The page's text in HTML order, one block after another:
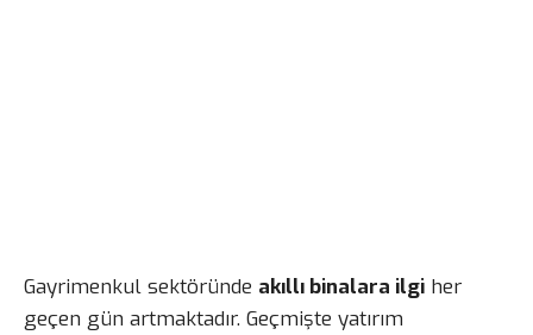
Gayrimenkul sektöründe akıllı binalara ilgi her
geçen gün artmaktadır. Geçmişte yatırım